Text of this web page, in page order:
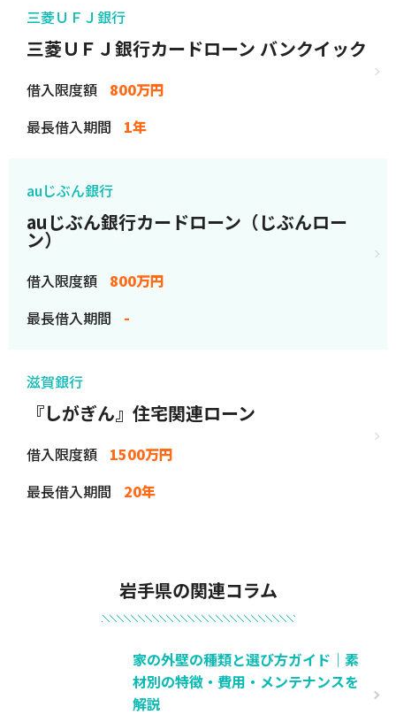
三菱ＵＦＪ銀行
三菱ＵＦＪ銀行カードローン バンクイック
借入限度額
800万円
最長借入期間
1年
auじぶん銀行
auじぶん銀行カードローン（じぶんロー
ン）
借入限度額
800万円
最長借入期間
-
滋賀銀行
『しがぎん』住宅関連ローン
借入限度額
1500万円
最長借入期間
20年
岩手県の関連コラム
家の外壁の種類と選び方ガイド｜素
材別の特徴・費用・メンテナンスを
解説